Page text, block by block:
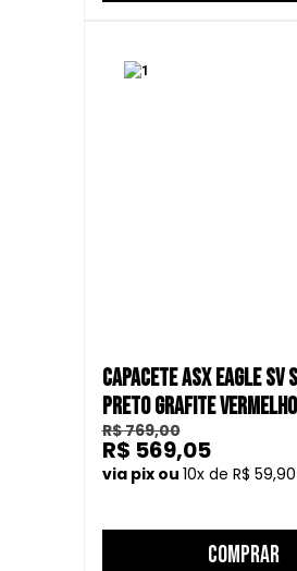
CAPACETE ASX EAGLE SV
PRETO GRAFITE VERMELHO
R$ 769,00
10
R$ 59,90
R$ 569,05
COMPRAR